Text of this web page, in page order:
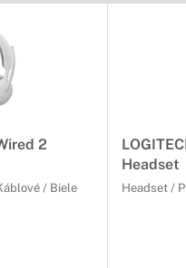
2
/ Biele
Headset
Headset /